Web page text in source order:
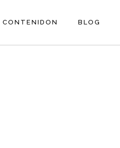
CONTENIDON BLOG